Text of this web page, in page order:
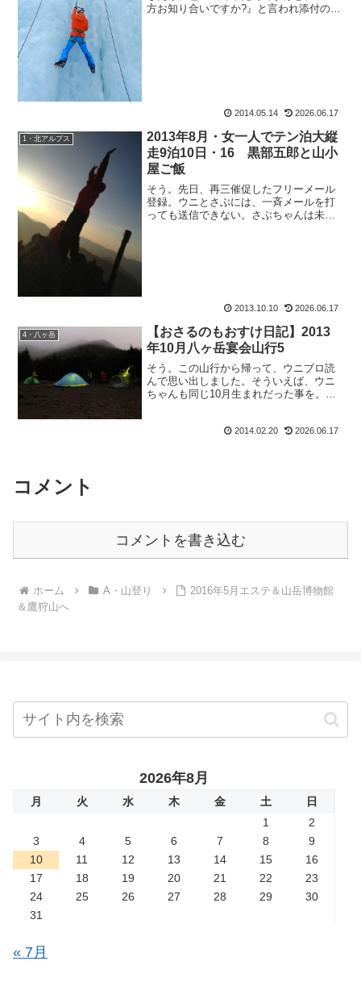
方お知り合いですか?』と言われ添付の
2014.05.14 2026.06.17
1・北アルプス
2013年8月・女一人でテン泊大縦
走9泊10日・16 黒部五郎と山小
屋ご飯
そう。先日、再三催促したフリーメール
登録。ウニとさぶには、一斉メールを打
っても送信できない。さぶちゃんは未登
2013.10.10 2026.06.17
4・八ヶ岳
【おさるのもおすけ日記】2013
年10月八ヶ岳宴会山行5
そう。この山行から帰って、ウニブロ読
んで思い出しました。そういえば、ウニ
ちゃんも同じ10月生まれだった事を。そ
はまたしてもこうちゃんだけだったと
2014.02.20 2026.06.17
コメント
コメントを書き込む
ホーム A・山登り
2016年5月エステ＆山岳博物館
＆鷹狩山へ
2026年8月
月 火 水 木 金 土
日
1
2
3
4 5 6 7 8
9
10
11 12 13 14 15
16
17
18 19 20 21 22
23
24
25 26 27 28 29
30
31
« 7月